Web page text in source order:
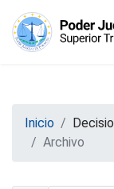
Inicio
Archivo